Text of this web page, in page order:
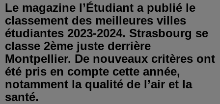
Le magazine l’Étudiant a publié le
classement des meilleures villes
étudiantes 2023-2024. Strasbourg se
classe 2ème juste derrière
Montpellier. De nouveaux critères ont
été pris en compte cette année,
notamment la qualité de l’air et la
santé.